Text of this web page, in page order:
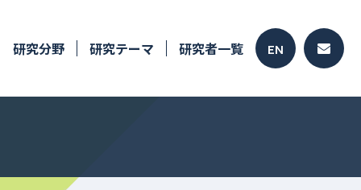
研究分野 研究テーマ 研究者一覧 EN